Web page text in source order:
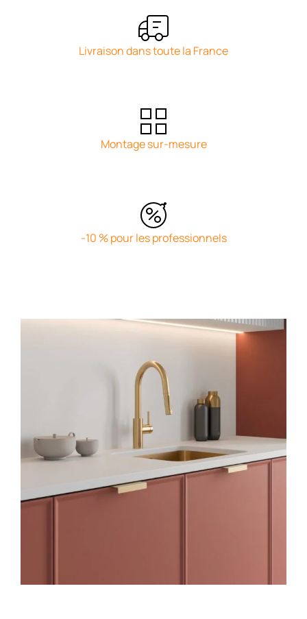
Livraison dans toute la France
Montage sur-mesure
-10 % pour les professionnels